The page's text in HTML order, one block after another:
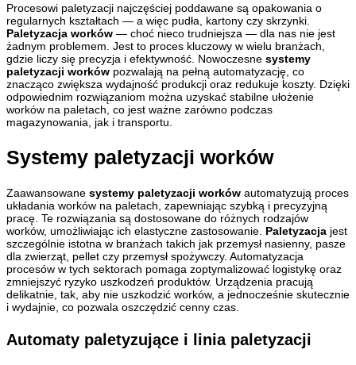
Procesowi paletyzacji najczęściej poddawane są opakowania o
regularnych kształtach — a więc pudła, kartony czy skrzynki.
Paletyzacja worków — choć nieco trudniejsza — dla nas nie jest
żadnym problemem. Jest to proces kluczowy w wielu branżach,
gdzie liczy się precyzja i efektywność. Nowoczesne systemy
paletyzacji worków pozwalają na pełną automatyzację, co
znacząco zwiększa wydajność produkcji oraz redukuje koszty. Dzięki
odpowiednim rozwiązaniom można uzyskać stabilne ułożenie
worków na paletach, co jest ważne zarówno podczas
magazynowania, jak i transportu.
Systemy paletyzacji worków
Zaawansowane systemy paletyzacji worków automatyzują proces
układania worków na paletach, zapewniając szybką i precyzyjną
pracę. Te rozwiązania są dostosowane do różnych rodzajów
worków, umożliwiając ich elastyczne zastosowanie. Paletyzacja jest
szczególnie istotna w branżach takich jak przemysł nasienny, pasze
dla zwierząt, pellet czy przemysł spożywczy. Automatyzacja
procesów w tych sektorach pomaga zoptymalizować logistykę oraz
zmniejszyć ryzyko uszkodzeń produktów. Urządzenia pracują
delikatnie, tak, aby nie uszkodzić worków, a jednocześnie skutecznie
i wydajnie, co pozwala oszczędzić cenny czas.
Automaty paletyzujące i linia paletyzacji